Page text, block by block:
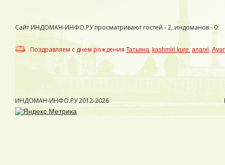
Сайт ИНДОМАН-ИНФО.РУ просматривают гостей - 2, индоманов - 0:
Поздравляем с днем рождения Татьяна, kashmiri kure, anarxi,
ИНДОМАН-ИНФО.РУ2012-2026